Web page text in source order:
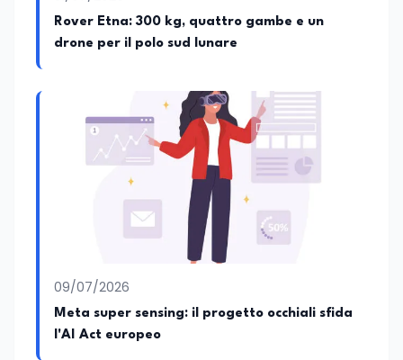
Rover Etna: 300 kg, quattro gambe e un
drone per il polo sud lunare
09/07/2026
Meta super sensing: il progetto occhiali sfida
l'AI Act europeo